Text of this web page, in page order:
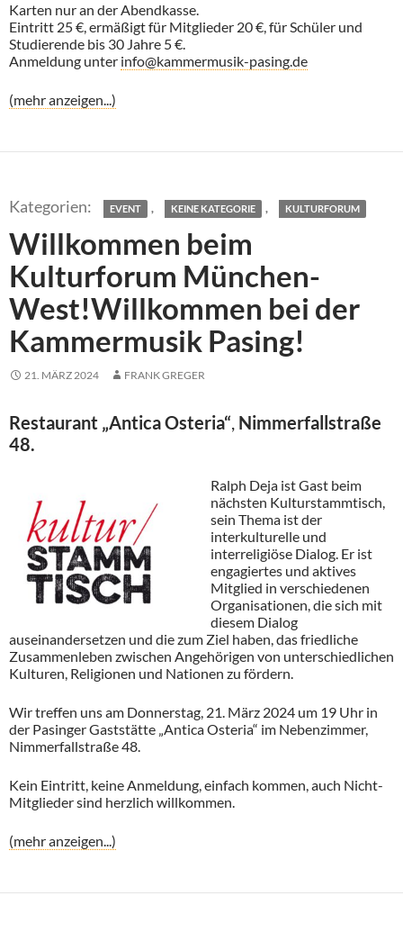
Karten nur an der Abendkasse.
Eintritt 25 €, ermäßigt für Mitglieder 20 €, für Schüler und
Studierende bis 30 Jahre 5 €.
Anmeldung unter info@kammermusik-pasing.de
(mehr anzeigen...)
EVENT , KEINE KATEGORIE , KULTURFORUM
Willkommen beim
Kulturforum München-
West!Willkommen bei der
Kammermusik Pasing!
21. MÄRZ 2024 FRANK GREGER
Restaurant „Antica Osteria“, Nimmerfallstraße
48.
Ralph Deja ist Gast beim
nächsten Kulturstammtisch,
sein Thema ist der
interkulturelle und
interreligiöse Dialog. Er ist
engagiertes und aktives
Mitglied in verschiedenen
Organisationen, die sich mit
diesem Dialog
auseinandersetzen und die zum Ziel haben, das friedliche
Zusammenleben zwischen Angehörigen von unterschiedlichen
Kulturen, Religionen und Nationen zu fördern.
Wir treffen uns am Donnerstag, 21. März 2024 um 19 Uhr in
der Pasinger Gaststätte „Antica Osteria“ im Nebenzimmer,
Nimmerfallstraße 48.
Kein Eintritt, keine Anmeldung, einfach kommen, auch Nicht-
Mitglieder sind herzlich willkommen.
(mehr anzeigen...)